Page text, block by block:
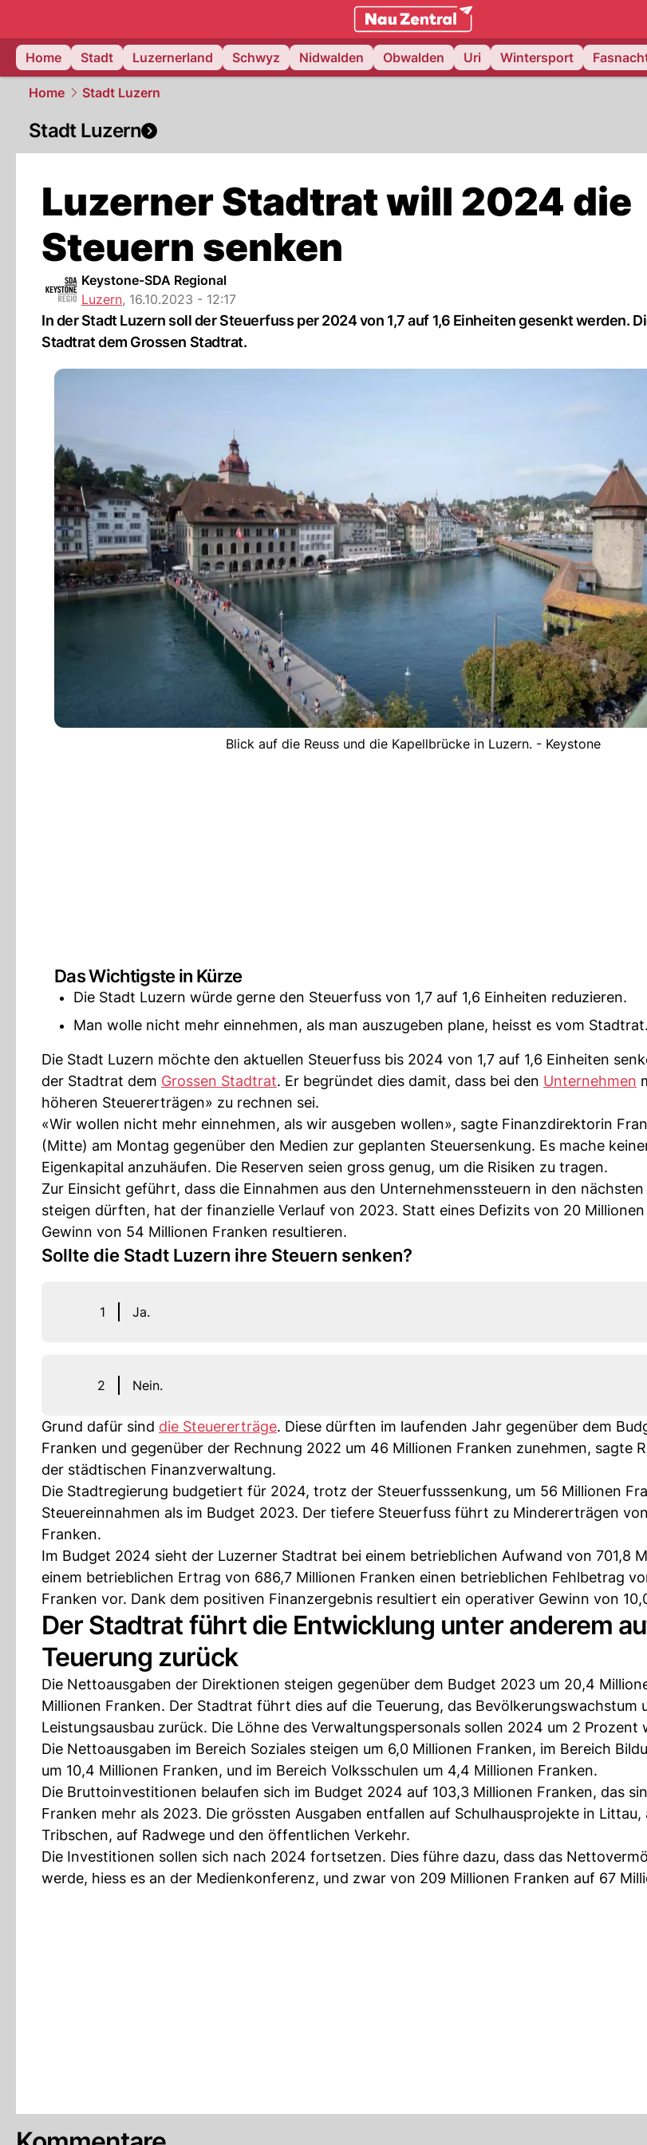
zentralschweiz.NAU.ch
Home
Stadt Luzernerland Schwyz Nidwalden Obwalden Uri Wintersport
Home Stadt Luzern
Stadt Luzern
Luzerner Stadtrat will 2024 die
Steuern senken
Keystone-SDA Regional
Luzern, 16.10.2023 - 12:17
In der Stadt Luzern soll der Steuerfuss per 2024 von 1,7 auf 1,6 Einheiten gesenkt werden.
Stadtrat dem Grossen Stadtrat.
Blick auf die Reuss und die Kapellbrücke in Luzern. - Keystone
Das Wichtigste in Kürze
Die Stadt Luzern würde gerne den Steuerfuss von 1,7 auf 1,6 Einheiten reduzieren.
Man wolle nicht mehr einnehmen, als man auszugeben plane, heisst es vom Stadtrat.
Die Stadt Luzern möchte den aktuellen Steuerfuss bis 2024 von 1,7 auf 1,6 Einheiten
der Stadtrat dem Grossen Stadtrat. Er begründet dies damit, dass bei den Unternehmen
höheren Steuererträgen» zu rechnen sei.
«Wir wollen nicht mehr einnehmen, als wir ausgeben wollen», sagte Finanzdirektorin
(Mitte) am Montag gegenüber den Medien zur geplanten Steuersenkung. Es mache
Eigenkapital anzuhäufen. Die Reserven seien gross genug, um die Risiken zu tragen.
Zur Einsicht geführt, dass die Einnahmen aus den Unternehmenssteuern in den
steigen dürften, hat der finanzielle Verlauf von 2023. Statt eines Defizits von 20
Gewinn von 54 Millionen Franken resultieren.
Sollte die Stadt Luzern ihre Steuern senken?
1 Ja.
2 Nein.
Grund dafür sind die Steuererträge. Diese dürften im laufenden Jahr gegenüber dem
Franken und gegenüber der Rechnung 2022 um 46 Millionen Franken zunehmen, sagte
der städtischen Finanzverwaltung.
Die Stadtregierung budgetiert für 2024, trotz der Steuerfusssenkung, um 56 Millionen
Steuereinnahmen als im Budget 2023. Der tiefere Steuerfuss führt zu Mindererträgen
Franken.
Im Budget 2024 sieht der Luzerner Stadtrat bei einem betrieblichen Aufwand von 701,8
einem betrieblichen Ertrag von 686,7 Millionen Franken einen betrieblichen Fehlbetrag
Franken vor. Dank dem positiven Finanzergebnis resultiert ein operativer Gewinn von
Der Stadtrat führt die Entwicklung unter anderem
Teuerung zurück
Die Nettoausgaben der Direktionen steigen gegenüber dem Budget 2023 um 20,4
Millionen Franken. Der Stadtrat führt dies auf die Teuerung, das Bevölkerungswachstum
Leistungsausbau zurück. Die Löhne des Verwaltungspersonals sollen 2024 um 2 Prozent
Die Nettoausgaben im Bereich Soziales steigen um 6,0 Millionen Franken, im Bereich
um 10,4 Millionen Franken, und im Bereich Volksschulen um 4,4 Millionen Franken.
Die Bruttoinvestitionen belaufen sich im Budget 2024 auf 103,3 Millionen Franken, das
Franken mehr als 2023. Die grössten Ausgaben entfallen auf Schulhausprojekte in Littau,
Tribschen, auf Radwege und den öffentlichen Verkehr.
Die Investitionen sollen sich nach 2024 fortsetzen. Dies führe dazu, dass das
werde, hiess es an der Medienkonferenz, und zwar von 209 Millionen Franken auf 67